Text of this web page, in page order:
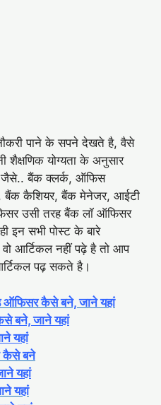
पाने के सपने देखते है, वैसे
शैक्षणिक योग्यता के अनुसार
जैसे.. बैंक क्लर्क, ऑफिस
कैशियर, बैंक मेनेजर, आईटी
उसी तरह बैंक लॉ ऑफिसर
इन सभी पोस्ट के बारे
आर्टिकल नहीं पढ़े है तो आप
पढ़ सकते है।
ऑफिसर कैसे बने, जाने यहां
बने, जाने यहां
यहां
कैसे बने
यहां
यहां